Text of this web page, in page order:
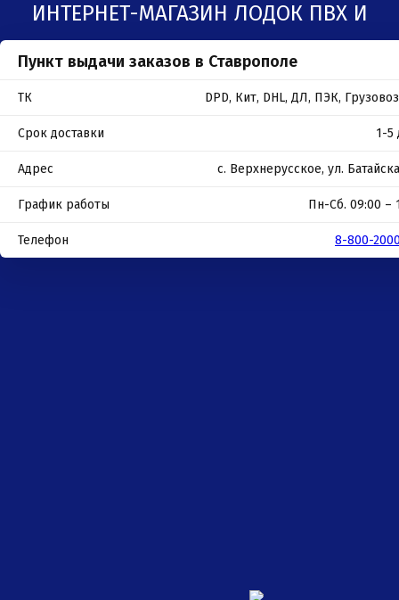
ИНТЕРНЕТ-МАГАЗИН ЛОДОК ПВХ И
ЛОДОЧНЫХ МОТОРОВ В СТАВРОПОЛЕ
Пункт выдачи заказов в Ставрополе
ТК DPD, Кит, DHL, ДЛ, ПЭК,
Срок доставки 1-5
Адрес с. Верхнерусское, ул.
График работы Пн-Сб. 09:00 –
Телефон 8-800-